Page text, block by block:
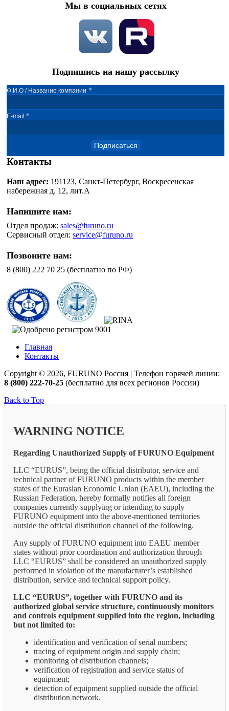
Мы в социальных сетях
Подпишись на нашу рассылку
Ф.И.О / Название компании *
E-mail *
Подписаться
Контакты
Наш адрес: 191123, Санкт-Петербург, Воскресенская
набережная д. 12, лит.А
Напишите нам:
Отдел продаж:sales@furuno.ru
Сервисный отдел:service@furuno.ru
Позвоните нам:
8 (800) 222 70 25 (бесплатно по РФ)
Главная
Контакты
Copyright © 2026, FURUNO Россия | Телефон горячей линии:
8 (800) 222-70-25 (бесплатно для всех регионов России)
Back to Top
WARNING NOTICE
Regarding Unauthorized Supply of FURUNO Equipment
LLC “EURUS”, being the official distributor, service and
technical partner of FURUNO products within the member
states of the Eurasian Economic Union (EAEU), including the
Russian Federation, hereby formally notifies all foreign
companies currently supplying or intending to supply
FURUNO equipment into the above-mentioned territories
outside the official distribution channel of the following.
Any supply of FURUNO equipment into EAEU member
states without prior coordination and authorization through
LLC “EURUS” shall be considered an unauthorized supply
performed in violation of the manufacturer’s established
distribution, service and technical support policy.
LLC “EURUS”, together with FURUNO and its
authorized global service structure, continuously monitors
and controls equipment supplied into the region, including
but not limited to:
identification and verification of serial numbers;
tracing of equipment origin and supply chain;
monitoring of distribution channels;
verification of registration and service status of
equipment;
detection of equipment supplied outside the official
distribution network.